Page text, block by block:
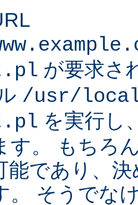
が要求さ
/usr/
を実行し
す。 もちろ
能であり、
。 そうでな